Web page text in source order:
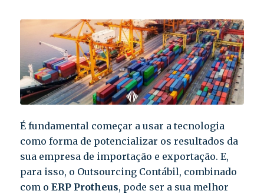
É fundamental começar a usar a tecnologia
como forma de potencializar os resultados da
sua empresa de importação e exportação. E,
para isso, o Outsourcing Contábil, combinado
com o ERP Protheus, pode ser a sua melhor